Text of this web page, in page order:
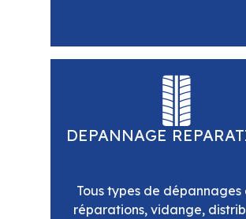
DEPANNAGE
Tous types de dépannages
réparations, vidange,